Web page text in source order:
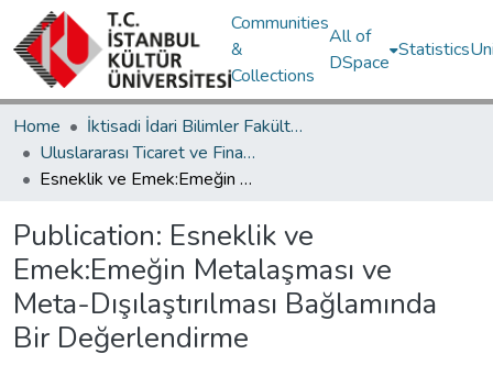
Communities
&
Collections
All of
DSpace
Statistics
Home
İktisadi İdari Bilimler Fakültesi / Faculty of Economics and Administrative Sciences
Uluslararası Ticaret ve Finansman Bölümü / Department of International Trade and Finance
Esneklik ve Emek:Emeğin Metalaşması ve Meta-Dışılaştırılması Bağlamında Bir Değerlendirme
Publication: Esneklik ve
Emek:Emeğin Metalaşması ve
Meta-Dışılaştırılması Bağlamında
Bir Değerlendirme